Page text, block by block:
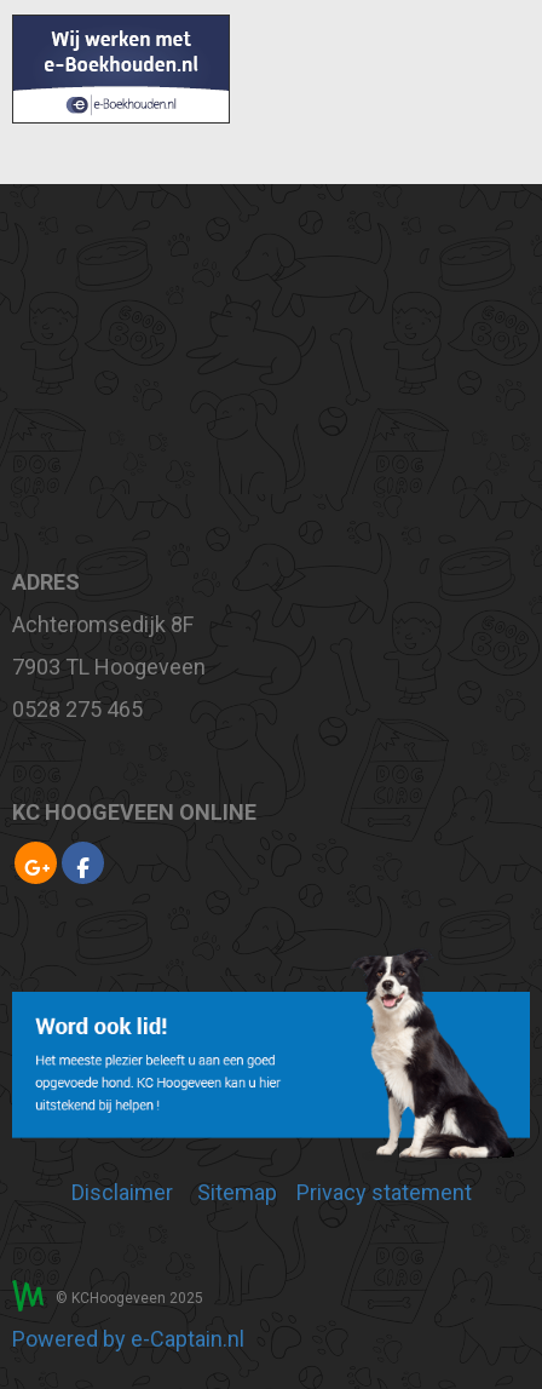
ADRES
Achteromsedijk 8F
7903 TL Hoogeveen
0528 275 465
KC HOOGEVEEN ONLINE
Disclaimer Sitemap Privacy statement
© KCHoogeveen 2025
Powered by e-Captain.nl